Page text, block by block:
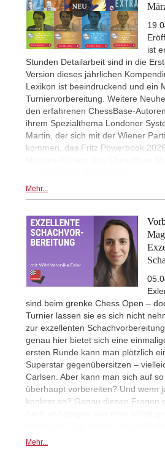
ist
Stunden Detailarbeit sind in die
Version dieses jährlichen
Lexikon ist beeindruckend und ein
Turniervorbereitung. Weitere
den erfahrenen ChessBase-
ihrem Spezialthema Londoner
Martin, der sich mit der Wiener
kommen, das Fritz Powerbook
Mehr...
sind beim grenke Chess Open –
Turnier lassen sie es sich nicht
zur exzellenten
genau hier bietet sich eine
ersten Runde kann man plötzlich
Superstar gegenübersitzen –
Carlsen. Aber kann man sich auf
überhaupt vorbereiten? Und wenn
konkret an? Genau diesen Fragen
Mehr...